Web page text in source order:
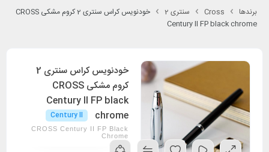
برندها Cross سنتری 2
خودنویس کراس سنتری 2 کروم مشکی CROSS
Century II FP black chrome
خودنویس کراس سنتری 2
کروم مشکی CROSS
Century II FP black
chrome
Century II
CROSS Century II FP Black
Chrome